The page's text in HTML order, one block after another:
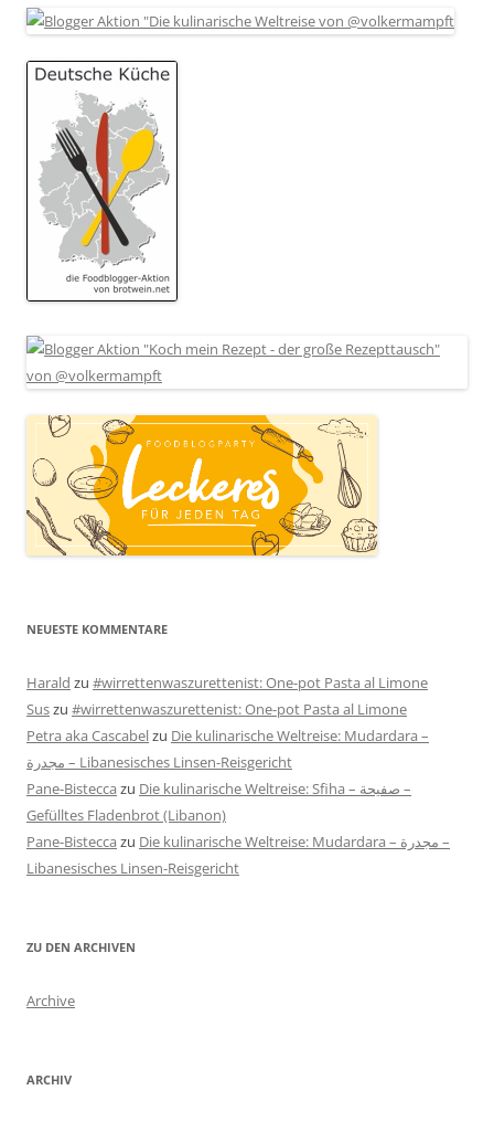
NEUESTE KOMMENTARE
Harald zu #wirrettenwaszurettenist: One-pot Pasta al Limone
Suszu #wirrettenwaszurettenist: One-pot Pasta al Limone
Petra aka Cascabelzu Die kulinarische Weltreise: Mudardara –
مجدرة – Libanesisches Linsen-Reisgericht
Pane-Bistecca zu Die kulinarische Weltreise: Sfiha – صفيحة –
Gefülltes Fladenbrot (Libanon)
Pane-Bistecca zu Die kulinarische Weltreise: Mudardara – مجدرة –
Libanesisches Linsen-Reisgericht
ZU DEN ARCHIVEN
Archive
ARCHIV